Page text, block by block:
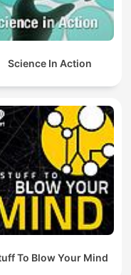
Science In Action
To Blow Your Mind